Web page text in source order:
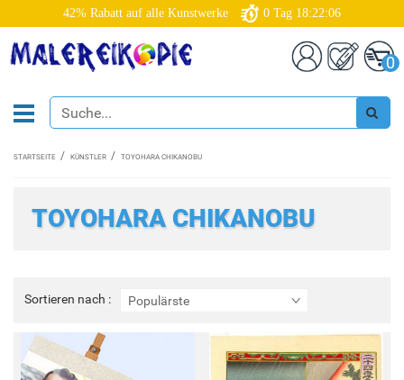
42% Rabatt auf alle Kunstwerke 0 Tag 18:22:04
0
STARTSEITE KÜNSTLER TOYOHARA CHIKANOBU
TOYOHARA CHIKANOBU
Sortieren nach : Populärste
Sortieren
nach